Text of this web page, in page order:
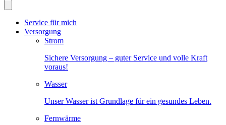
Service für mich
Versorgung
Strom
Sichere Versorgung – guter Service und volle Kraft
voraus!
Wasser
Unser Wasser ist Grundlage für ein gesundes Leben.
Fernwärme